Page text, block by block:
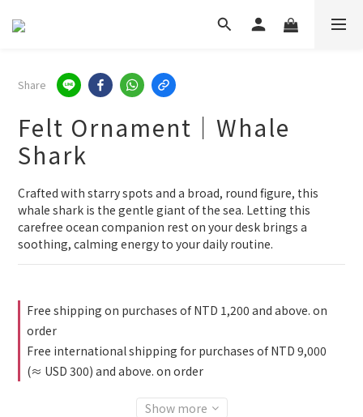
Share
Felt Ornament｜Whale
Shark
Crafted with starry spots and a broad, round figure, this
whale shark is the gentle giant of the sea. Letting this
carefree ocean companion rest on your desk brings a
soothing, calming energy to your daily routine.
Free shipping on purchases of NTD 1,200 and above. on
order
Free international shipping for purchases of NTD 9,000
(≈ USD 300) and above. on order
Show more